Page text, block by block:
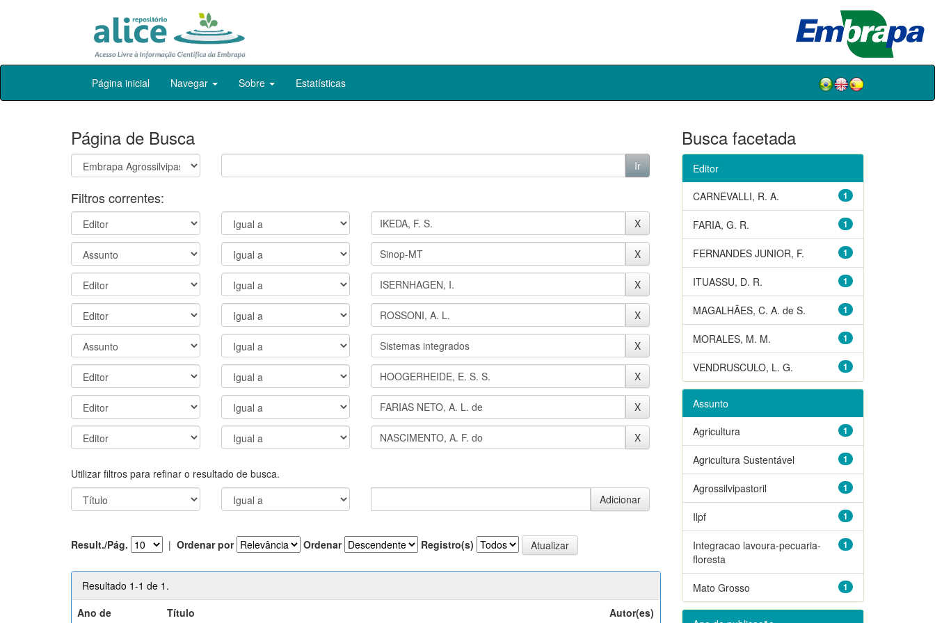
Skip
Página inicial Navegar Sobre Estatísticas
Página de Busca
Filtros correntes:
Utilizar filtros para refinar o resultado de busca.
Result./Pág. | Ordenar por Ordenar Registro(s)
Resultado 1-1 de 1.
Ano de
Título Autor(es)
Busca facetada
Editor
1
CARNEVALLI, R. A.
1
FARIA, G. R.
1
FERNANDES JUNIOR, F.
1
ITUASSU, D. R.
1
MAGALHÃES, C. A. de S.
1
MORALES, M. M.
1
VENDRUSCULO, L. G.
Assunto
1
Agricultura
1
Agricultura Sustentável
1
Agrossilvipastoril
1
Ilpf
1
Integracao lavoura-pecuaria-
floresta
1
Mato Grosso